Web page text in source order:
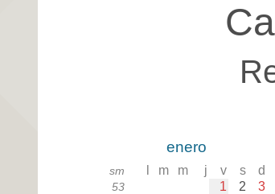
enero
sm m m j v s d
53 1 2 3